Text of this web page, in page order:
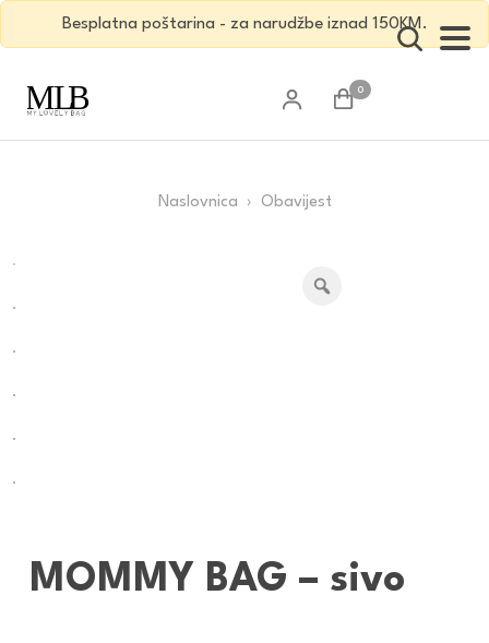
Besplatna poštarina - za narudžbe iznad 150KM.
0
Naslovnica › Obavijest
MOMMY BAG – sivo